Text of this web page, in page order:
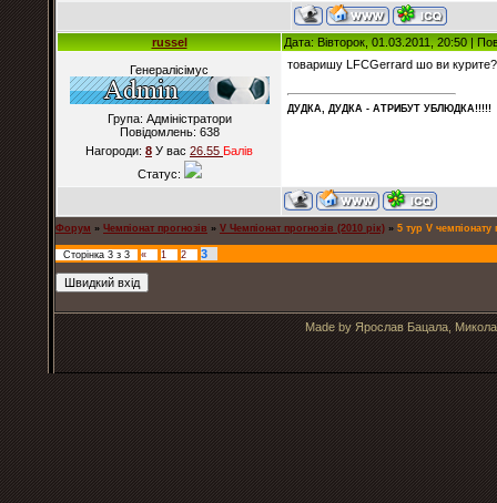
russel Дата: Вівторок, 01.03.2011, 20:50 |
Генералісімус
Група: Адміністратори
Повідомлень: 638
Нагороди: 8 У вас 26.55 Балiв
Статус:
товаришу LFCGerrard шо ви
ДУДКА, ДУДКА - АТРИБУT УБЛЮДКА!!!!!
Форум » Чемпіонат прогнозів » V Чемпіонат прогнозів (2010 рік) » 5 тур V чемпіонату
Сторінка 3 з 3 « 1 2 3
Made by Ярослав Бацала,